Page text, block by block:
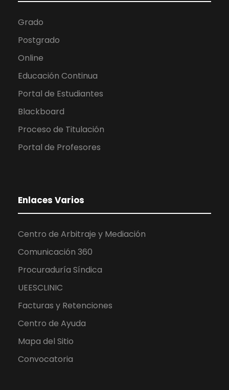
Grado
Postgrado
Online
Educación Continua
Portal de Estudiantes
Blackboard
Proceso de Titulación
Portal de Profesores
Enlaces Varios
Centro de Arbitraje y Mediación
Comunicación 360
Procuraduría Síndica
UEESCLINIC
Facturas y Retenciones
Centro de Ayuda
Mapa del Sitio
Convocatoria